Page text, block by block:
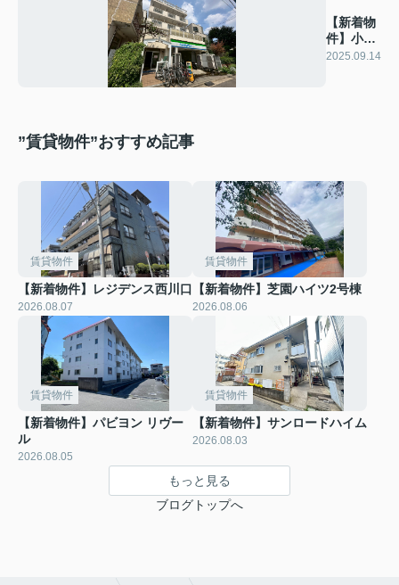
【新着物
件】小松
屋ビル
2025.09.14
”賃貸物件”おすすめ記事
賃貸物件
【新着物件】レジデンス西川口
2026.08.07
賃貸物件
【新着物件】芝園ハイツ2号棟
2026.08.06
賃貸物件
【新着物件】パビヨン リヴー
ル
2026.08.05
賃貸物件
【新着物件】サンロードハイム
2026.08.03
もっと見る
ブログトップへ